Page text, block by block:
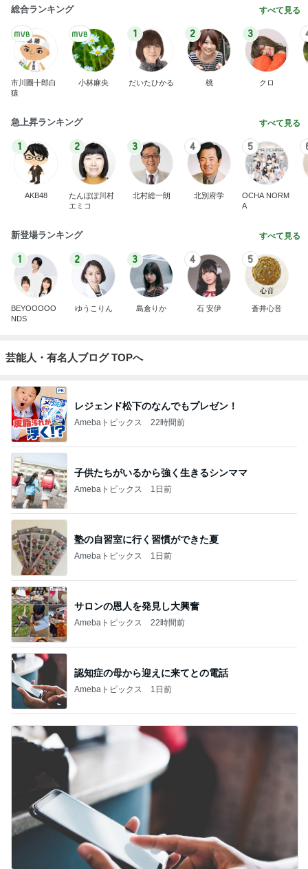
総合ランキング すべて見る
市川團十郎白
猿
小林麻央
1
だいたひかる
2
桃
3
クロ
急上昇ランキング すべて見る
1
AKB48
2
たんぽぽ川村
エミコ
3
北村総一朗
4
北別府学
5
OCHA NORM
A
新登場ランキング すべて見る
1
BEYOOOOO
NDS
2
ゆうこりん
3
島倉りか
4
石 安伊
5
蒼井心音
芸能人・有名人ブログ TOPへ
レジェンド松下のなんでもプレゼン！
Amebaトピックス 22時間前
子供たちがいるから強く生きるシンママ
Amebaトピックス 1日前
塾の自習室に行く習慣ができた夏
Amebaトピックス 1日前
サロンの恩人を発見し大興奮
Amebaトピックス 22時間前
認知症の母から迎えに来てとの電話
Amebaトピックス 1日前